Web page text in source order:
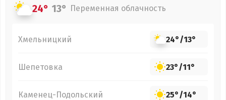
24° 13° Переменная облачность
Хмельницкий 24°/13°
Шепетовка 23°/11°
Каменец-Подольский 25°/14°